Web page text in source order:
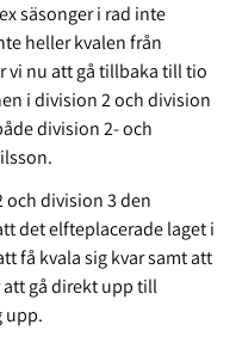
säsonger i rad inte
heller kvalen från
vi nu att gå tillbaka till tio
i division 2 och division
division 2- och
division 3 den
det elfteplacerade laget i
få kvala sig kvar samt att
gå direkt upp till
upp.